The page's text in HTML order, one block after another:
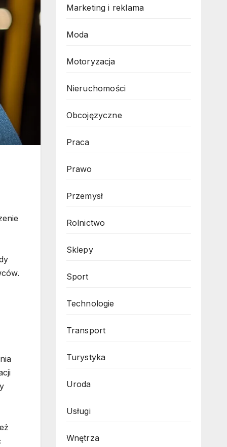
Marketing i reklama
Moda
Motoryzacja
Nieruchomości
Obcojęzyczne
Praca
Prawo
Przemysł
Rolnictwo
Sklepy
Sport
Technologie
Transport
Turystyka
Uroda
Usługi
Wnętrza